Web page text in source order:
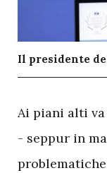
Il presidente
Ai piani alti
- seppur in